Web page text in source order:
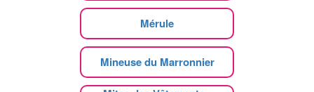
Mérule
Mineuse du Marronnier